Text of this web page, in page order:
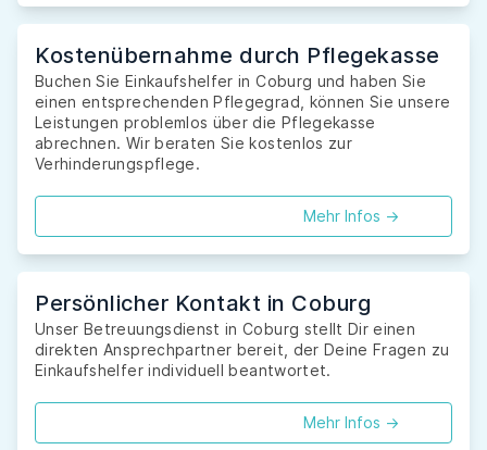
Kostenübernahme durch Pflegekasse
Buchen Sie Einkaufshelfer in Coburg und haben Sie
einen entsprechenden Pflegegrad, können Sie unsere
Leistungen problemlos über die Pflegekasse
abrechnen. Wir beraten Sie kostenlos zur
Verhinderungspflege.
Mehr Infos ->
Persönlicher Kontakt in Coburg
Unser Betreuungsdienst in Coburg stellt Dir einen
direkten Ansprechpartner bereit, der Deine Fragen zu
Einkaufshelfer individuell beantwortet.
Mehr Infos ->